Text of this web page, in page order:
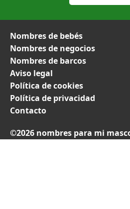
Nombres de bebés
Nombres de negocios
Nombres de barcos
Aviso legal
Política de cookies
Política de privacidad
Contacto
©2026 nombres para mi